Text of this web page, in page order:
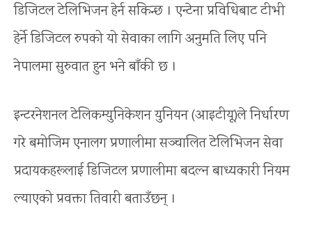
डिजिटल टेलिभिजन हेर्न सकिन्छ । एन्टेना प्रविधिबाट टीभी
हेर्ने डिजिटल रुपको यो सेवाका लागि अनुमति लिए पनि
नेपालमा सुरुवात हुन भने बाँकी छ ।
इन्टरनेशनल टेलिकम्युनिकेशन युनियन (आइटीयू)ले निर्धारण
गरे बमोजिम एनालग प्रणालीमा सञ्चालित टेलिभिजन सेवा
प्रदायकहरूलाई डिजिटल प्रणालीमा बदल्न बाध्यकारी नियम
ल्याएको प्रवक्ता तिवारी बताउँछन् ।